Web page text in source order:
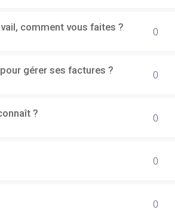
comment vous faites ? 0
gérer ses factures ? 0
? 0
0
0